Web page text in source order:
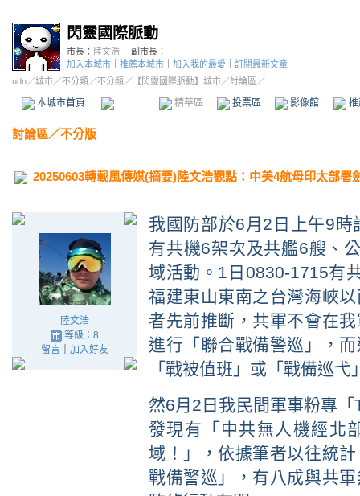
閃靈國際脈動
市長： 陸文浩
副市長：
加入本城市
推薦本城市 加入我的最愛
訂閱最新文章
udn／城市／不分類 ／不分類 ／ 【閃靈國際脈動】城市／討論區／
本城市首頁 精華區 投票區 影像館
討論區／不分版
20250603轉載風傳媒(摘要)陸文浩觀點：中美4航母印太部署
陸文浩
等級：8
留言｜ 加入好友
我國防部於6月 2 日上午9 時
有共機6架次及共艦6艘、
域活動。 1 日 0830-1715有
福建東山東南之台灣海峽
者先前推斷，共軍不會在
進行「聯合戰備警巡」，
「戰被值班」或「戰備巡弋
然6月 2 日我民間軍事粉專「
發現有「中共無人機經北
域！」，依據筆者以往統
戰備警巡」，有八成與共